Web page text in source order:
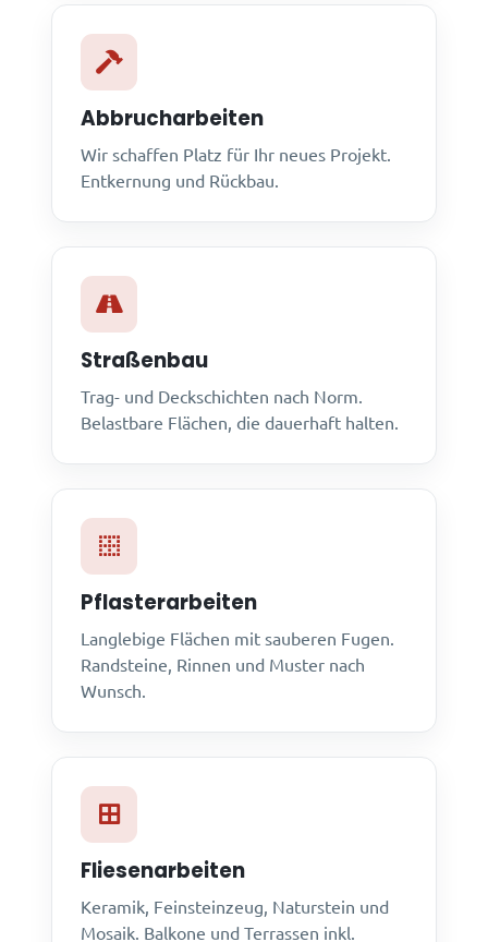
Abbrucharbeiten
Wir schaffen Platz für Ihr neues Projekt.
Entkernung und Rückbau.
Straßenbau
Trag- und Deckschichten nach Norm.
Belastbare Flächen, die dauerhaft halten.
Pflasterarbeiten
Langlebige Flächen mit sauberen Fugen.
Randsteine, Rinnen und Muster nach
Wunsch.
Fliesenarbeiten
Keramik, Feinsteinzeug, Naturstein und
Mosaik. Balkone und Terrassen inkl.